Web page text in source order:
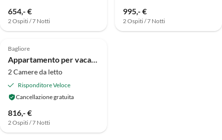
654,- €
2 Ospiti / 7 Notti
995,- €
2 Ospiti / 7 Notti
Bagliore
Appartamento per vacanze Seeräuber
2 Camere da letto
Risponditore Veloce
Cancellazione gratuita
816,- €
2 Ospiti / 7 Notti